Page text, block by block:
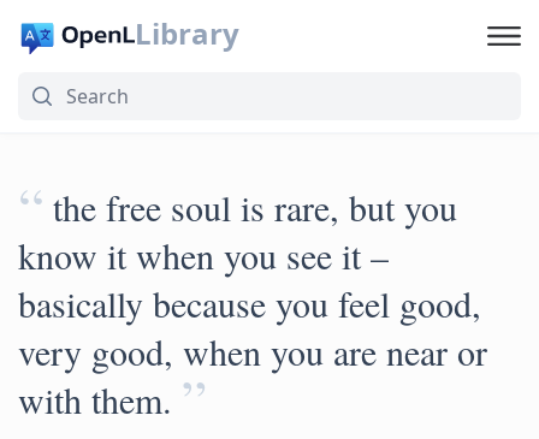
Library
“ the free soul is rare, but you
know it when you see it –
basically because you feel good,
very good, when you are near or
with them. ”